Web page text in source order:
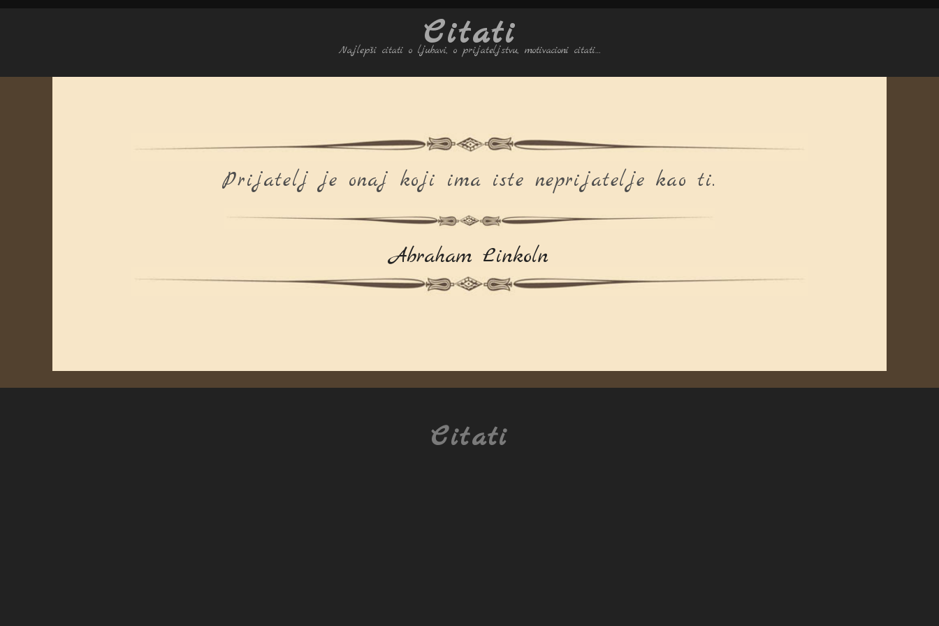
Citati
Najlepši citati o ljubavi, o prijateljstvu, motivacioni citati…
Prijatelj je onaj koji ima iste neprijatelje kao ti.
Abraham Linkoln
Citati